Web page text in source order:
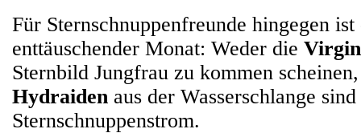
Für Sternschnuppenfreunde hingegen
enttäuschender Monat: Weder die
Sternbild Jungfrau zu kommen
Hydraiden aus der Wasserschlange
Sternschnuppenstrom.